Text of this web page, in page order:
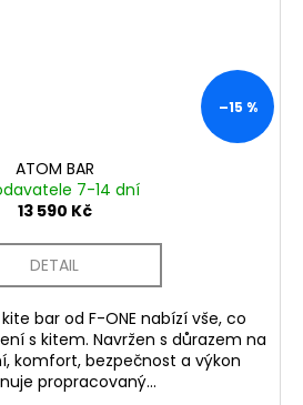
–15 %
ATOM BAR
7-14 dní
13 590 Kč
DETAIL
bar od F-ONE nabízí vše, co
s kitem. Navržen s důrazem na
komfort, bezpečnost a výkon
propracovaný...